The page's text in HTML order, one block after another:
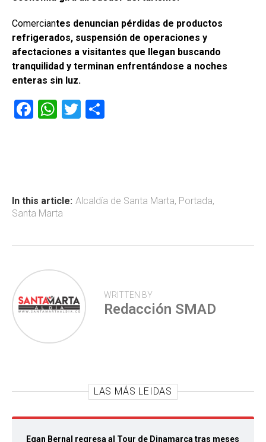
Comerciantes denuncian pérdidas de productos
refrigerados, suspensión de operaciones y
afectaciones a visitantes que llegan buscando
tranquilidad y terminan enfrentándose a noches
enteras sin luz.
F
ok
W
p
p
T
tir
In this article: Alcaldía de Santa Marta, Portada,
Santa Marta
WRITTEN BY
Redacción SMAD
LAS MÁS LEIDAS
Egan Bernal regresa al Tour de Dinamarca tras meses